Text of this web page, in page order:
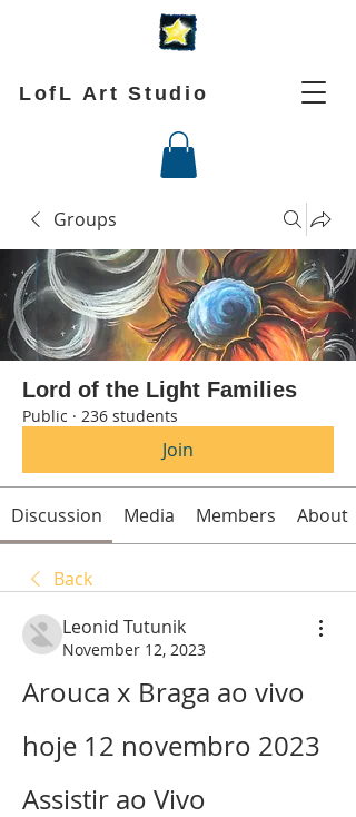
LofL Art Studio
Groups
Lord of the Light Families
Public · 236 students
Join
Discussion Media Members About
Back
Leonid Tutunik
November 12, 2023
Arouca x Braga ao vivo
hoje 12 novembro 2023
Assistir ao Vivo